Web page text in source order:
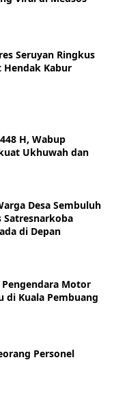
Seruyan Ringkus
Hendak Kabur
H, Wabup
Ukhuwah dan
Desa Sembuluh
Satresnarkoba
di Depan
Motor
di Kuala Pembuang
Personel